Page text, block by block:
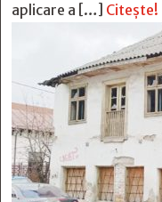
aplicare a […] Citește!